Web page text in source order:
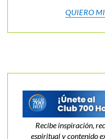
QUIERO
Recibe inspiración,
espiritual y contenido